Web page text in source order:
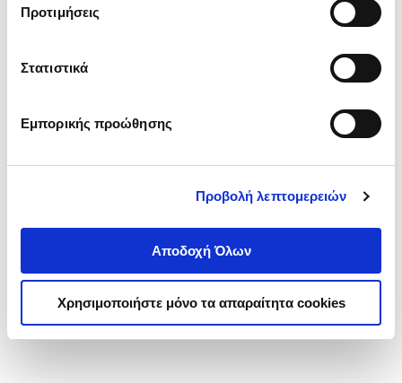
Προτιμήσεις
Στατιστικά
Εμπορικής προώθησης
Προβολή λεπτομερειών
Αποδοχή Όλων
Χρησιμοποιήστε μόνο τα απαραίτητα cookies